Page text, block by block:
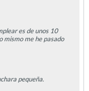
es de unos 10
mismo me he pasado
pequeña.